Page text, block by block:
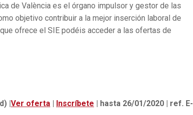
de València es el órgano impulsor y gestor de las
objetivo contribuir a la mejor inserción laboral de
que ofrece el SIE podéis acceder a las ofertas de
|Ver oferta | Inscríbete | hasta 26/01/2020 | ref. E-